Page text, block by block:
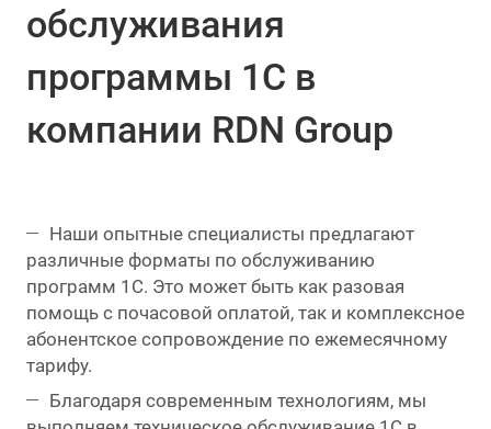
обслуживания
программы 1С в
компании RDN Group
Наши опытные специалисты предлагают
различные форматы по обслуживанию
программ 1С. Это может быть как разовая
помощь с почасовой оплатой, так и комплексное
абонентское сопровождение по ежемесячному
тарифу.
Благодаря современным технологиям, мы